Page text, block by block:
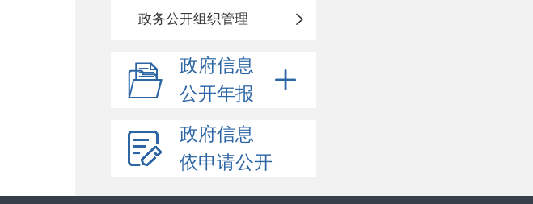
政务公开组织管理
政府信息
公开年报
政府信息
依申请公开